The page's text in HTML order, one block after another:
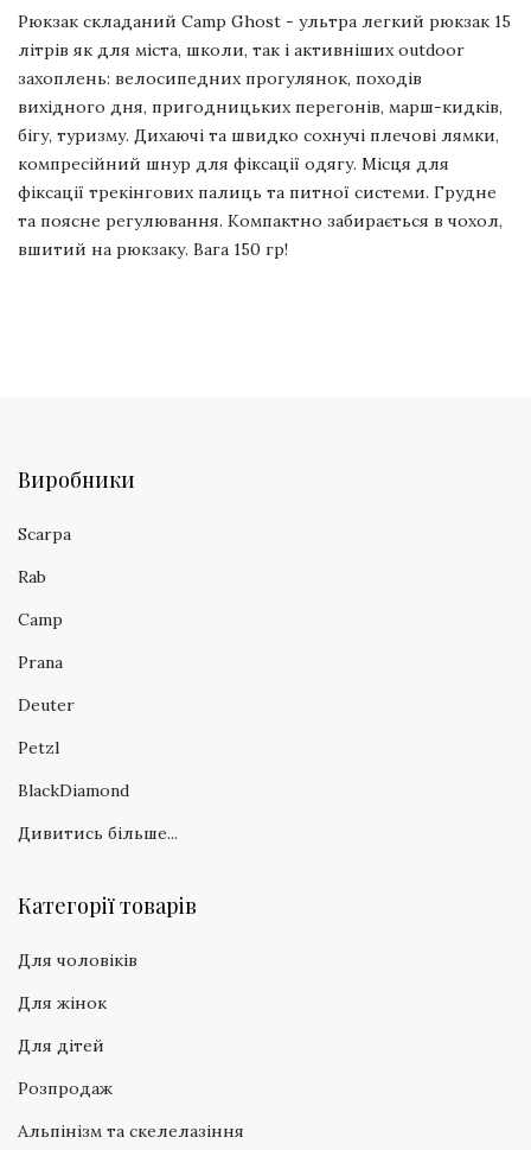
Рюкзак складаний Camp Ghost - ультра легкий рюкзак 15
літрів як для міста, школи, так і активніших outdoor
захоплень: велосипедних прогулянок, походів
вихідного дня, пригодницьких перегонів, марш-кидків,
бігу, туризму. Дихаючі та швидко сохнучі плечові лямки,
компресійний шнур для фіксації одягу. Місця для
фіксації трекінгових палиць та питної системи. Грудне
та поясне регулювання. Компактно забирається в чохол,
вшитий на рюкзаку. Вага 150 гр!
Виробники
Scarpa
Rab
Camp
Prana
Deuter
Petzl
BlackDiamond
Дивитись більше...
Категорії товарів
Для чоловіків
Для жінок
Для дітей
Розпродаж
Альпінізм та скелелазіння